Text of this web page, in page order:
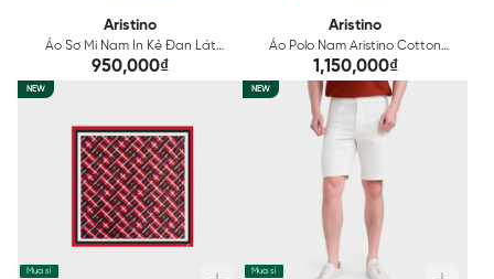
Aristino
Áo Sơ Mi Nam In Kẻ Đan Lát
Aristino ALS118F0H2
950,000₫
Aristino
Áo Polo Nam Aristino Cotton
Mercerized APSR02S
1,150,000₫
NEW
Mua sỉ
NEW
Mua sỉ